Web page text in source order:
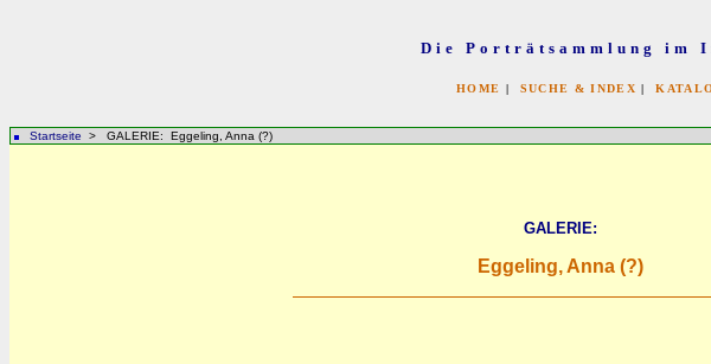
Die Porträtsammlung im
HOME | SUCHE & INDEX |
Startseite > GALERIE: Eggeling, Anna (?)
GALERIE:
Eggeling, Anna (?)